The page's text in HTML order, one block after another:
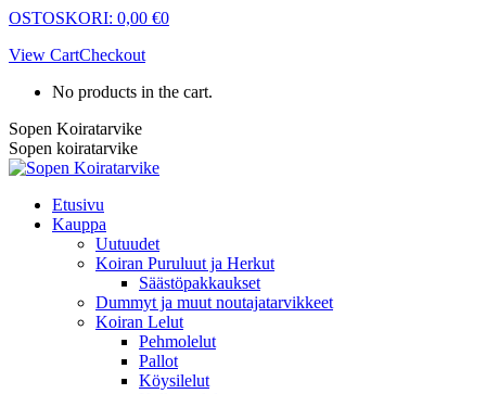
Skip
content
OSTOSKORI: 0,00 €0
View CartCheckout
No products in the cart.
Sopen Koiratarvike
Sopen koiratarvike
Etusivu
Kauppa
Uutuudet
Koiran Puruluut ja Herkut
Säästöpakkaukset
Dummyt ja muut noutajatarvikkeet
Koiran Lelut
Pehmolelut
Pallot
Köysilelut